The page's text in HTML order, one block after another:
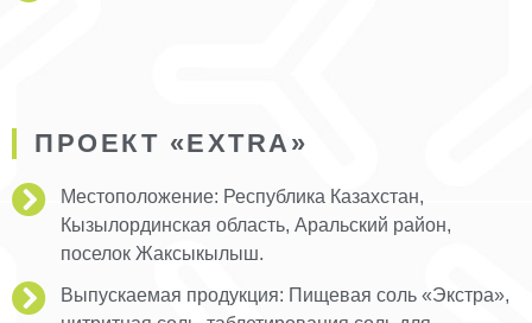
ПРОЕКТ «EXTRA»
Местоположение: Республика Казахстан,
Кызылординская область, Аральский район,
поселок Жаксыкылыш.
Выпускаемая продукция: Пищевая соль «Экстра»,